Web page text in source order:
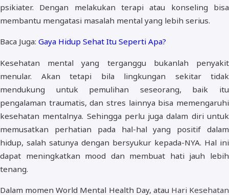
psikiater. Dengan melakukan terapi atau konseling bisa
membantu mengatasi masalah mental yang lebih serius.
Baca Juga: Gaya Hidup Sehat Itu Seperti Apa?
Kesehatan mental yang terganggu bukanlah penyakit
menular. Akan tetapi bila lingkungan sekitar tidak
mendukung untuk pemulihan seseorang, baik itu
pengalaman traumatis, dan stres lainnya bisa memengaruhi
kesehatan mentalnya. Sehingga perlu juga dalam diri untuk
memusatkan perhatian pada hal-hal yang positif dalam
hidup, salah satunya dengan bersyukur kepada-NYA. Hal ini
dapat meningkatkan mood dan membuat hati jauh lebih
tenang.
Dalam momen World Mental Health Day, atau Hari Kesehatan